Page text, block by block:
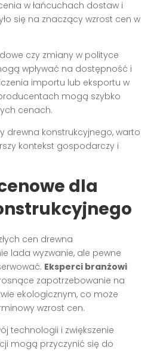
w łańcuchach dostaw i
się na znaczący wzrost cen w
czy zmiany w polityce
wpływać na dostępność i
importu lub eksportu w
mogą szybko
cenach.
drewna konstrukcyjnego, warto
kontekst gospodarczy i
dla
cen drewna
lada wyzwanie, ale pewne
Eksperci branżowi
zapotrzebowanie na
ekologicznym, co może
wzrost cen.
technologii i zwiększenie
mogą przyczynić się do